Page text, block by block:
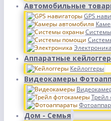
Автомобильные
GPS
Электроника
Аппаратные
Кейлоггеры
Видеокамеры
Трейл
Дом - Семья